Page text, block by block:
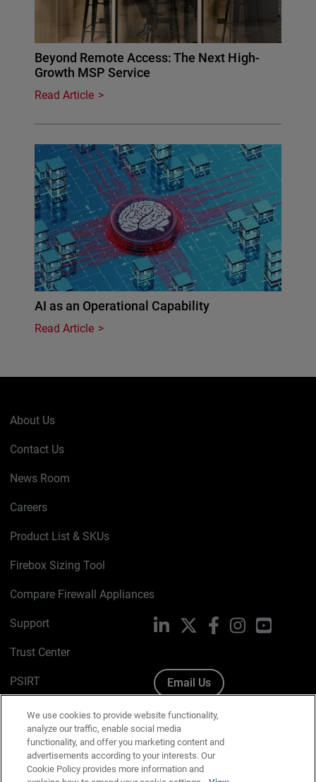
Beyond Remote Access: The Next High-
Growth MSP Service
Read Article
AI as an Operational Capability
Read Article
About Us
Contact Us
News Room
Careers
Product List & SKUs
Firebox Sizing Tool
Compare Firewall Appliances
Support
Trust Center
PSIRT
Cookie Policy
Privacy Policy
Media & Brand Kit
LinkedIn FacebookInstagramYouTube
Email Us
We use cookies to provide website functionality,
analyze our traffic, enable social media
functionality, and offer you marketing content and
advertisements according to your interests. Our
Cookie Policy provides more information and